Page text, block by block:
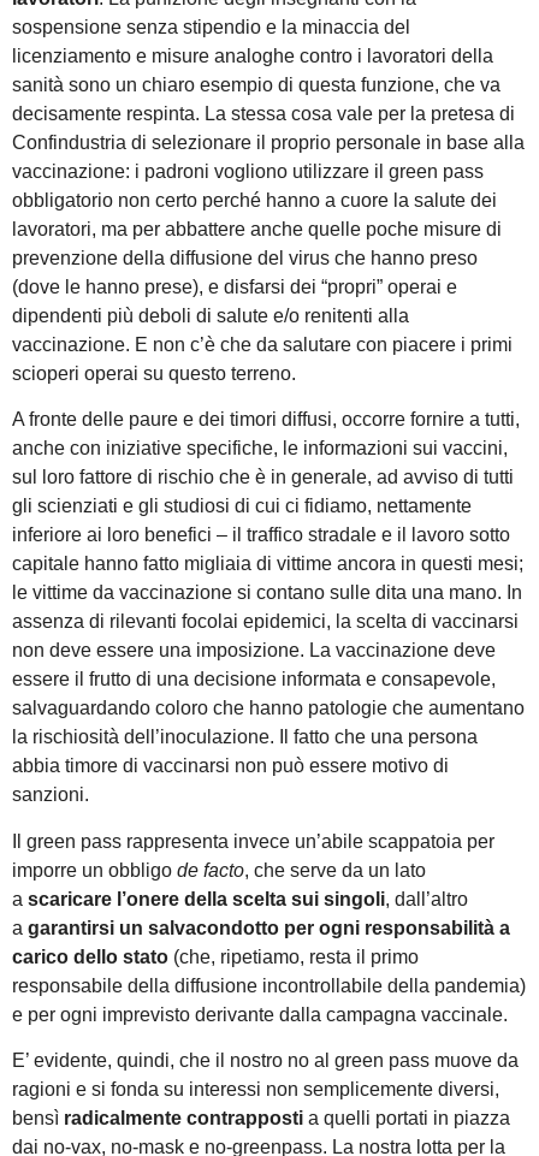
sospensione senza stipendio e la minaccia del
licenziamento e misure analoghe contro i lavoratori della
sanità sono un chiaro esempio di questa funzione, che va
decisamente respinta. La stessa cosa vale per la pretesa di
Confindustria di selezionare il proprio personale in base alla
vaccinazione: i padroni vogliono utilizzare il green pass
obbligatorio non certo perché hanno a cuore la salute dei
lavoratori, ma per abbattere anche quelle poche misure di
prevenzione della diffusione del virus che hanno preso
(dove le hanno prese), e disfarsi dei “propri” operai e
dipendenti più deboli di salute e/o renitenti alla
vaccinazione. E non c’è che da salutare con piacere i primi
scioperi operai su questo terreno.
A fronte delle paure e dei timori diffusi, occorre fornire a tutti,
anche con iniziative specifiche, le informazioni sui vaccini,
sul loro fattore di rischio che è in generale, ad avviso di tutti
gli scienziati e gli studiosi di cui ci fidiamo, nettamente
inferiore ai loro benefici – il traffico stradale e il lavoro sotto
capitale hanno fatto migliaia di vittime ancora in questi mesi;
le vittime da vaccinazione si contano sulle dita una mano. In
assenza di rilevanti focolai epidemici, la scelta di vaccinarsi
non deve essere una imposizione. La vaccinazione deve
essere il frutto di una decisione informata e consapevole,
salvaguardando coloro che hanno patologie che aumentano
la rischiosità dell’inoculazione. Il fatto che una persona
abbia timore di vaccinarsi non può essere motivo di
sanzioni.
Il green pass rappresenta invece un’abile scappatoia per
imporre un obbligo de facto, che serve da un lato
a scaricare l’onere della scelta sui singoli, dall’altro
a garantirsi un salvacondotto per ogni responsabilità a
carico dello stato (che, ripetiamo, resta il primo
responsabile della diffusione incontrollabile della pandemia)
e per ogni imprevisto derivante dalla campagna vaccinale.
E’ evidente, quindi, che il nostro no al green pass muove da
ragioni e si fonda su interessi non semplicemente diversi,
bensì radicalmente contrapposti a quelli portati in piazza
dai no-vax, no-mask e no-greenpass. La nostra lotta per la